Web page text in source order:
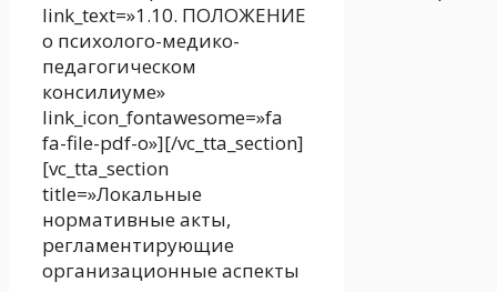
link_text=»1.10. ПОЛОЖЕНИЕ
о психолого-медико-
педагогическом
консилиуме»
link_icon_fontawesome=»fa
fa-file-pdf-o»][/vc_tta_section]
[vc_tta_section
title=»Локальные
нормативные акты,
регламентирующие
организационные аспекты